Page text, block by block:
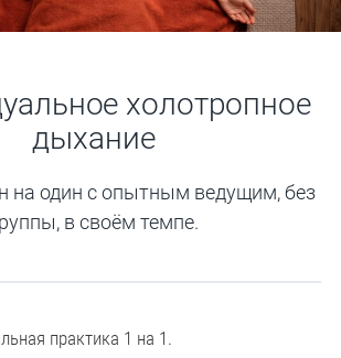
холотропное
дыхание
на один с опытным ведущим, без
в своём темпе.
практика 1 на 1.